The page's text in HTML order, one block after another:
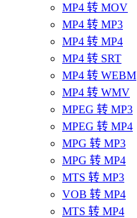
MP4 转 MOV
MP4 转 MP3
MP4 转 MP4
MP4 转 SRT
MP4 转 WEBM
MP4 转 WMV
MPEG 转 MP3
MPEG 转 MP4
MPG 转 MP3
MPG 转 MP4
MTS 转 MP3
VOB 转 MP4
MTS 转 MP4